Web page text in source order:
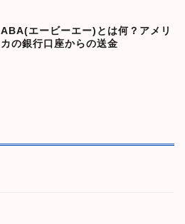
ABA(エービーエー)とは何？アメリ
カの銀行口座からの送金